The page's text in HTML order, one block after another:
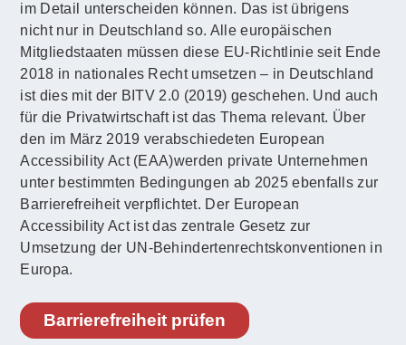
im Detail unterscheiden können. Das ist übrigens
nicht nur in Deutschland so. Alle europäischen
Mitgliedstaaten müssen diese EU-Richtlinie seit Ende
2018 in nationales Recht umsetzen – in Deutschland
ist dies mit der BITV 2.0 (2019) geschehen. Und auch
für die Privatwirtschaft ist das Thema relevant. Über
den im März 2019 verabschiedeten European
Accessibility Act (EAA)werden private Unternehmen
unter bestimmten Bedingungen ab 2025 ebenfalls zur
Barrierefreiheit verpflichtet. Der European
Accessibility Act ist das zentrale Gesetz zur
Umsetzung der UN-Behindertenrechtskonventionen in
Europa.
Barrierefreiheit prüfen